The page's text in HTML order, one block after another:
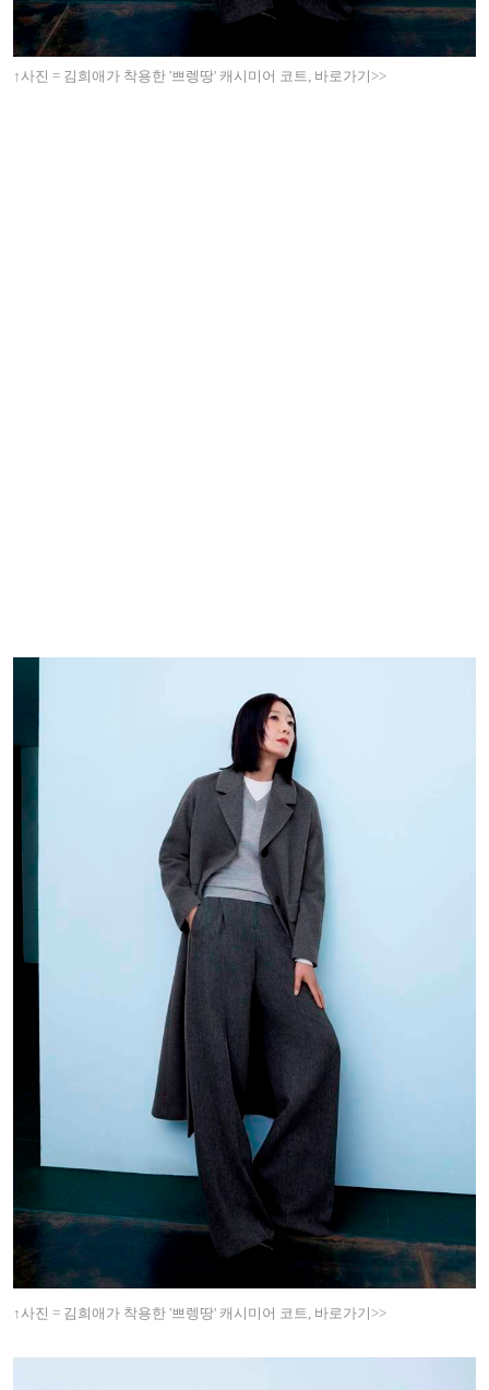
↑사진 = 김희애가 착용한 '쁘렝땅' 캐시미어 코트, 바로가기>>
↑사진 = 김희애가 착용한 '쁘렝땅' 캐시미어 코트, 바로가기>>